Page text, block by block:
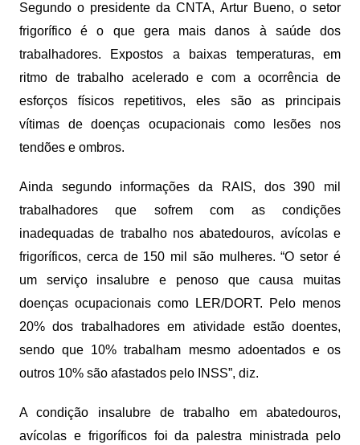
Segundo o presidente da CNTA, Artur Bueno, o setor
frigorífico é o que gera mais danos à saúde dos
trabalhadores. Expostos a baixas temperaturas, em
ritmo de trabalho acelerado e com a ocorrência de
esforços físicos repetitivos, eles são as principais
vítimas de doenças ocupacionais como lesões nos
tendões e ombros.
Ainda segundo informações da RAIS, dos 390 mil
trabalhadores que sofrem com as condições
inadequadas de trabalho nos abatedouros, avícolas e
frigoríficos, cerca de 150 mil são mulheres. “O setor é
um serviço insalubre e penoso que causa muitas
doenças ocupacionais como LER/DORT. Pelo menos
20% dos trabalhadores em atividade estão doentes,
sendo que 10% trabalham mesmo adoentados e os
outros 10% são afastados pelo INSS”, diz.
A condição insalubre de trabalho em abatedouros,
avícolas e frigoríficos foi da palestra ministrada pelo